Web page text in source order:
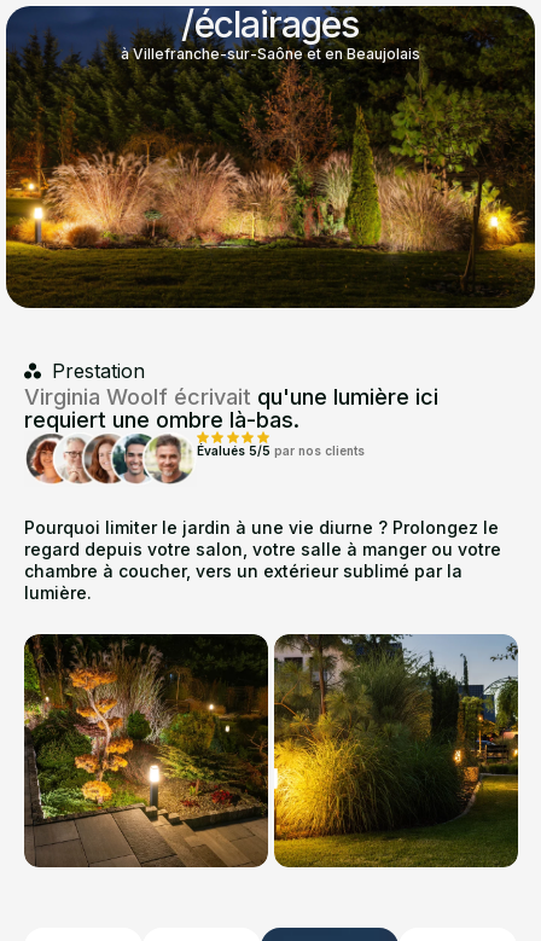
/éclairages
à Villefranche-sur-Saône et en Beaujolais
Prestation
Virginia Woolf écrivait qu'une lumière ici
requiert une ombre là-bas.
Évalués 5/5 par nos clients
Pourquoi limiter le jardin à une vie diurne ? Prolongez le
regard depuis votre salon, votre salle à manger ou votre
chambre à coucher, vers un extérieur sublimé par la
lumière.